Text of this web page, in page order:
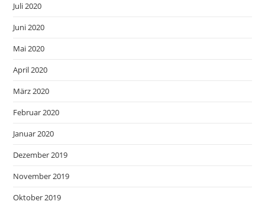
Juli 2020
Juni 2020
Mai 2020
April 2020
März 2020
Februar 2020
Januar 2020
Dezember 2019
November 2019
Oktober 2019